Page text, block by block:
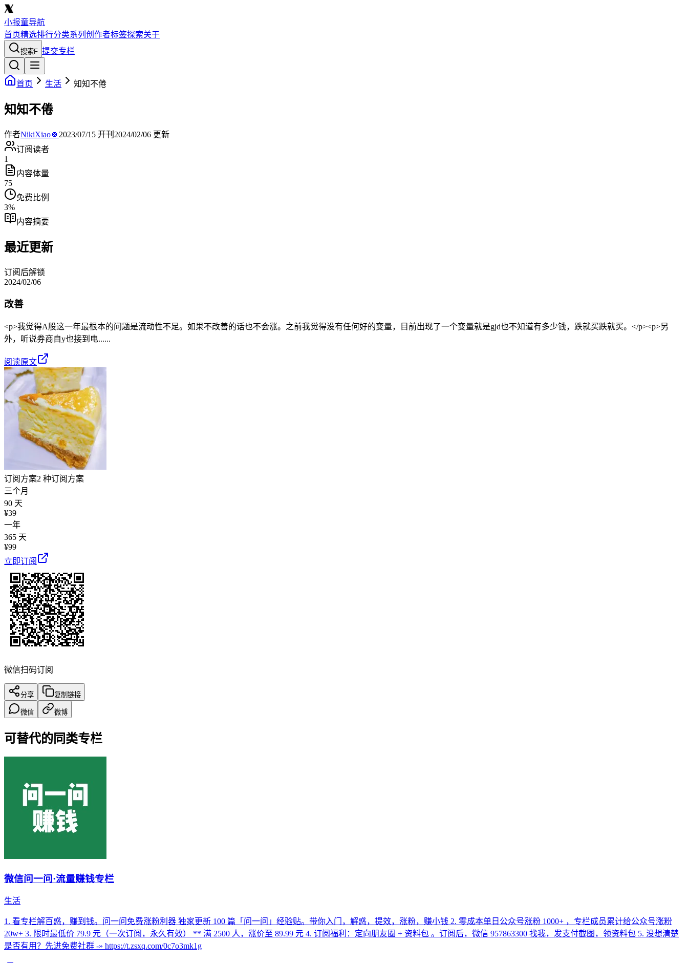
小报童导航
首页精选排行分类系列 创作者标签探索关于
搜索F 提交专栏
首页 生活 知知不倦
知知不倦
作者NikiXiao🍀 2023/07/15 开刊 2024/02/06 更新
订阅读者
1
内容体量
75
免费比例
3%
内容摘要
最近更新
订阅后解锁
2024/02/06
改善
<p>我觉得A股这一年最根本的问题是流动性不足。如果不改善的话也不会涨。之前我觉得没有任何好的变量，目前出现了一个变量就是gjd也不知道有多少钱，跌就买跌就买。</p><p>另
外，听说券商自y也接到电......
阅读原文
订阅方案2 种订阅方案
三个月
90 天
¥39
一年
365 天
¥99
立即订阅
微信扫码订阅
分享 复制链接
微信 微博
可替代的同类专栏
微信问一问·流量赚钱专栏
生活
1. 看专栏解百惑，赚到钱。问一问免费涨粉利器 独家更新 100 篇「问一问」经验贴。带你入门，解惑，提效，涨粉，赚小钱 2. 零成本单日公众号涨粉 1000+ ，专栏成员累计给公众号涨粉
20w+ 3. 限时最低价 79.9 元（一次订阅，永久有效） ** 满 2500 人，涨价至 89.99 元 4. 订阅福利：定向朋友圈 + 资料包 。订阅后，微信 957863300 找我，发支付截图，领资料包 5. 没想清楚
是否有用？先进免费社群 -» https://t.zsxq.com/0c7o3mk1g